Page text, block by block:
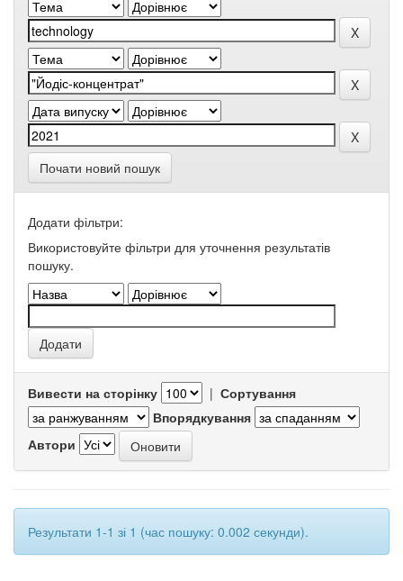
Почати новий пошук
Додати фільтри:
Використовуйте фільтри для уточнення результатів
пошуку.
Вивести на сторінку | Сортування
Впорядкування
Автори
Результати 1-1 зі 1 (час пошуку: 0.002 секунди).